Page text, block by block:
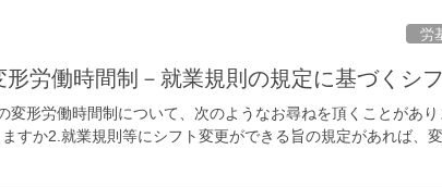
労
形労働時間制－就業規則の規定に基づくシ
変形労働時間制について、次のようなお尋ねを頂くことがあ
すか2.就業規則等にシフト変更ができる旨の規定があれば、